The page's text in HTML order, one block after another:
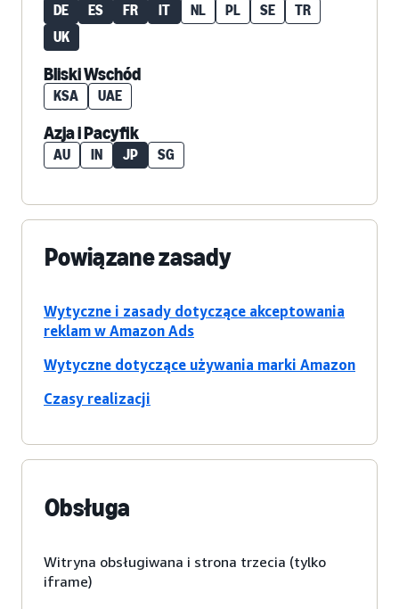
DE ES FR IT NL PL SE
TR
UK
Bliski Wschód
KSA UAE
Azja i Pacyfik
AU IN JP SG
Powiązane zasady
Wytyczne i zasady dotyczące akceptowania
reklam w Amazon Ads
Wytyczne dotyczące używania marki Amazon
Czasy realizacji
Obsługa
Witryna obsługiwana i strona trzecia (tylko
iframe)